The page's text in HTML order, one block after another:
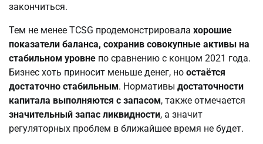
закончиться.
Тем не менее TCSG продемонстрировала хорошие
показатели баланса, сохранив совокупные активы на
стабильном уровне по сравнению с концом 2021 года.
Бизнес хоть приносит меньше денег, но остаётся
достаточно стабильным. Нормативы достаточности
капитала выполняются с запасом, также отмечается
значительный запас ликвидности, а значит
регуляторных проблем в ближайшее время не будет.